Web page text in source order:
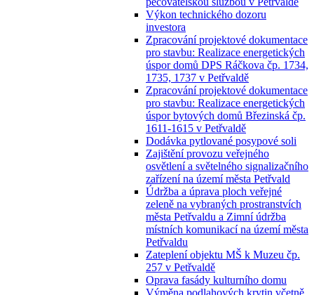
Výkon technického dozoru
investora
Zpracování projektové dokumentace
pro stavbu: Realizace energetických
úspor domů DPS Ráčkova čp. 1734,
1735, 1737 v Petřvaldě
Zpracování projektové dokumentace
pro stavbu: Realizace energetických
úspor bytových domů Březinská čp.
1611-1615 v Petřvaldě
Dodávka pytlované posypové soli
Zajištění provozu veřejného
osvětlení a světelného signalizačního
zařízení na území města Petřvald
Údržba a úprava ploch veřejné
zeleně na vybraných prostranstvích
města Petřvaldu a Zimní údržba
místních komunikací na území města
Petřvaldu
Zateplení objektu MŠ k Muzeu čp.
257 v Petřvaldě
Oprava fasády kulturního domu
Výměna podlahových krytin včetně